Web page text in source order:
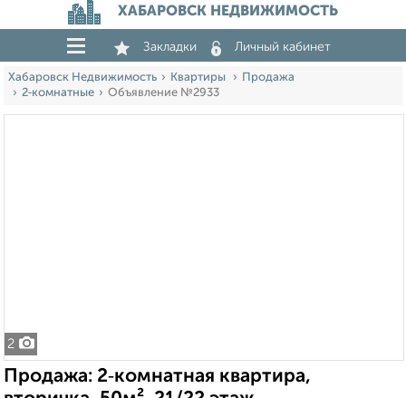
ХАБАРОВСК НЕДВИЖИМОСТЬ
Закладки Личный кабинет
Хабаровск Недвижимость Квартиры
Продажа
2‑комнатные
Объявление №2933
2
Продажа: 2‑комнатная квартира,